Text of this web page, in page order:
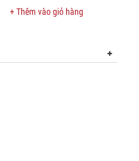
+ Thêm vào giỏ hàng